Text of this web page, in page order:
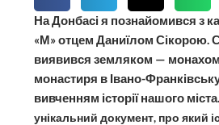
На Донбасі я познайомився з
«М» отцем Даниїлом Сікорою.
виявився земляком — монахом
монастиря в Івано-
вивченням історії нашого міста.
унікальний документ, про який